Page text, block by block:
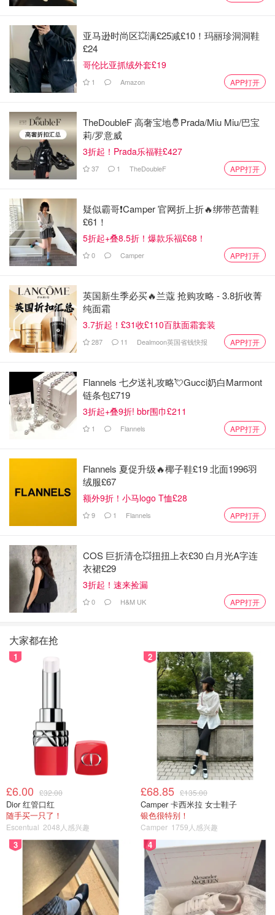
庙，大家可以去上巴拉卡花园看日落，大家到了巴拉卡花园
就可以坐城市电梯上去，而这里也是欣赏对面三姐妹城的绝
佳地点！
基本上每天中午12点都会放礼炮，礼炮也都是用于报时用
图片来自于@ Unsplash，版权属于原作者
马耳他真的是来了就会爱上的地方，这些地中海的景点，让
人看到之后真的会来了再想来！而且现在还有这么多的优
惠，大家赶紧去玩吧～
也可以加小编服务号（FRloveDealmoon）了解更多法国优
质折扣和攻略内容~
亚马逊时尚区💥满£25减£10！玛丽珍洞洞鞋
£24
哥伦比亚抓绒外套£19
1 Amazon APP打开
TheDoubleF 高奢宝地🤴Prada/Miu Miu/巴宝
莉/罗意威
3折起！Prada乐福鞋£427
37 1 TheDoubleF APP打开
疑似霸哥❗️Camper 官网折上折🔥绑带芭蕾鞋
£61！
5折起+叠8.5折！爆款乐福£68！
0 Camper APP打开
英国新生季必买🔥兰蔻 抢购攻略 - 3.8折收菁
纯面霜
3.7折起！£31收£110百肽面霜套装
287 11 Dealmoon英国省钱快报 APP打开
Flannels 七夕送礼攻略💘Gucci奶白Marmont
链条包£719
3折起+叠9折! bbr围巾£211
1 Flannels APP打开
Flannels 夏促升级🔥椰子鞋£19 北面1996羽
绒服£67
额外9折！小马logo T恤£28
9 1 Flannels APP打开
COS 巨折清仓💥扭扭上衣£30 白月光A字连
衣裙£29
3折起！速来捡漏
0 H&M UK APP打开
大家都在抢
1
£6.00 £32.00
Dior 红管口红
随手买一只了！
Escentual 2048人感兴趣
2
£68.85 £135.00
Camper 卡西米拉 女士鞋子
银色很特别！
Camper 1759人感兴趣
3 4